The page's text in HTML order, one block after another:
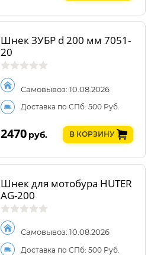
Шнек ЗУБР d 200 мм 7051-
20
Самовывоз: 10.08.2026
Доставка по СПб: 500 Руб.
2470 руб. В КОРЗИНУ
Шнек для мотобура HUTER
AG-200
Самовывоз: 10.08.2026
Доставка по СПб: 500 Руб.